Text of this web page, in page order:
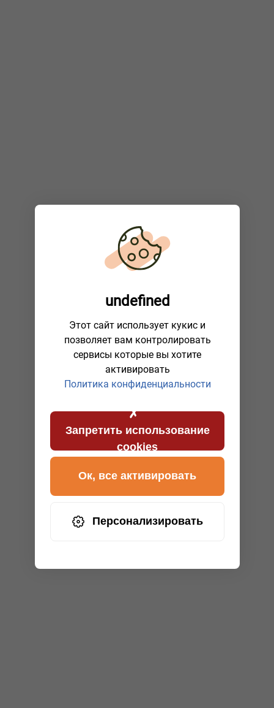
undefined
Этот сайт использует кукис и
позволяет вам контролировать
сервисы которые вы хотите
активировать
Политика конфиденциальности
Запретить использование
cookies
Персонализировать
Ок, все активировать